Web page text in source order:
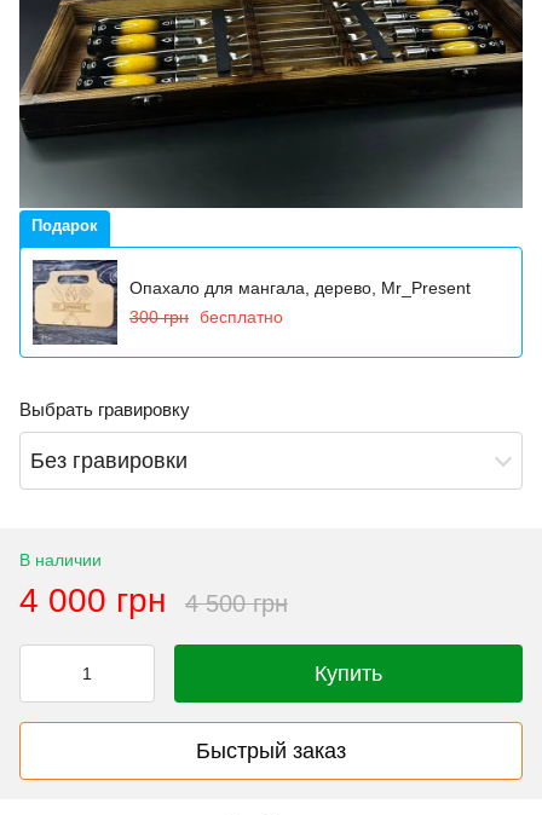
Подарок
Опахало для мангала, дерево, Mr_Present
300 грн бесплатно
Выбрать гравировку
Без гравировки
В наличии
4 000 грн 4 500 грн
Купить
Быстрый заказ